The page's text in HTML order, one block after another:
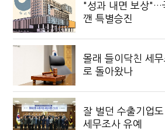
"성과 내면 보상"…
깬 특별승진
몰래 들이닥친 세
로 돌아왔나
잘 벌던 수출기업
세무조사 유예